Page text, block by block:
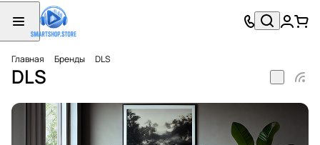
Главная Бренды DLS
DLS